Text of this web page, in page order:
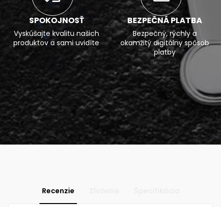
SPOKOJNOSŤ
Vyskúšajte kvalitu našich
produktov a sami uvidíte
BEZPEČNÁ PLATBA
Bezpečný, rýchly a
okamžitý digitálny spôsob
platby
Recenzie